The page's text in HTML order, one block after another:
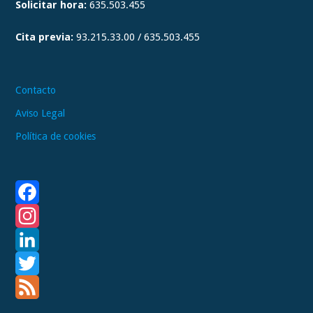
r
m
Solicitar hora: 635.503.455
Cita previa: 93.215.33.00 / 635.503.455
Contacto
Aviso Legal
Política de cookies
F
a
c
e
n
s
L
T